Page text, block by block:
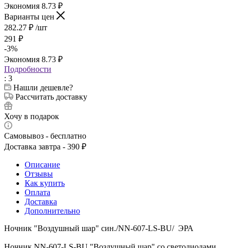
Экономия 8.73 ₽
Варианты цен
282.27 ₽ /шт
291 ₽
-3%
Экономия 8.73 ₽
Подробности
: 3
Нашли дешевле?
Рассчитать доставку
Хочу в подарок
Самовывоз - бесплатно
Доставка завтра - 390 ₽
Описание
Отзывы
Как купить
Оплата
Доставка
Дополнительно
Ночник "Воздушный шар" син./NN-607-LS-BU/ ЭРА